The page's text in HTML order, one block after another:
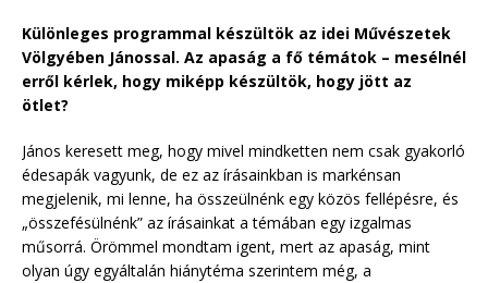
Különleges programmal készültök az idei Művészetek
Völgyében Jánossal. Az apaság a fő témátok – mesélnél
erről kérlek, hogy miképp készültök, hogy jött az
ötlet?
János keresett meg, hogy mivel mindketten nem csak gyakorló
édesapák vagyunk, de ez az írásainkban is markénsan
megjelenik, mi lenne, ha összeülnénk egy közös fellépésre, és
„összefésülnénk” az írásainkat a témában egy izgalmas
műsorrá. Örömmel mondtam igent, mert az apaság, mint
olyan úgy egyáltalán hiánytéma szerintem még, a